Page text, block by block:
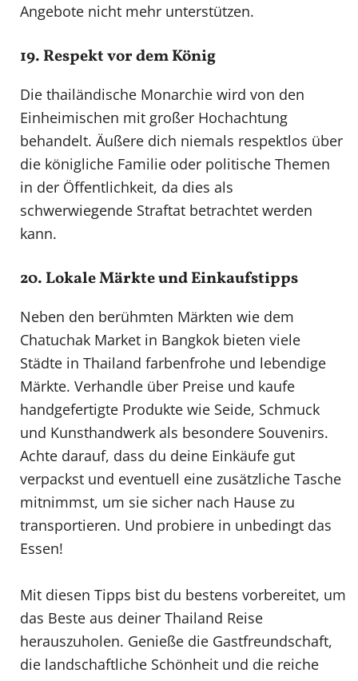
Angebote nicht mehr unterstützen.
19. Respekt vor dem König
Die thailändische Monarchie wird von den
Einheimischen mit großer Hochachtung
behandelt. Äußere dich niemals respektlos über
die königliche Familie oder politische Themen
in der Öffentlichkeit, da dies als
schwerwiegende Straftat betrachtet werden
kann.
20. Lokale Märkte und Einkaufstipps
Neben den berühmten Märkten wie dem
Chatuchak Market in Bangkok bieten viele
Städte in Thailand farbenfrohe und lebendige
Märkte. Verhandle über Preise und kaufe
handgefertigte Produkte wie Seide, Schmuck
und Kunsthandwerk als besondere Souvenirs.
Achte darauf, dass du deine Einkäufe gut
verpackst und eventuell eine zusätzliche Tasche
mitnimmst, um sie sicher nach Hause zu
transportieren. Und probiere in unbedingt das
Essen!
Mit diesen Tipps bist du bestens vorbereitet, um
das Beste aus deiner Thailand Reise
herauszuholen. Genieße die Gastfreundschaft,
die landschaftliche Schönheit und die reiche